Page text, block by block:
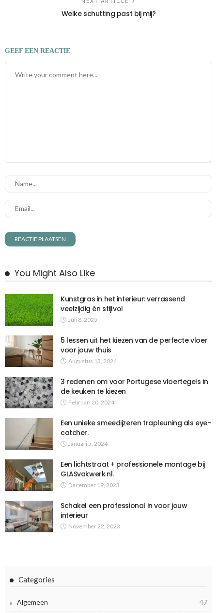
Welke schutting past bij mij?
GEEF EEN REACTIE
You Might Also Like
Kunstgras in het interieur: verrassend
veelzijdig én stijlvol
Juli 8, 2025
5 lessen uit het kiezen van de perfecte vloer
voor jouw thuis
Augustus 13, 2024
3 redenen om voor Portugese vloertegels in
de keuken te kiezen
Februari 20, 2024
Een unieke smeedijzeren trapleuning als eye-
catcher.
Januari 5, 2024
Een lichtstraat + professionele montage bij
GLASvakwerk.nl.
December 19, 2023
Schakel een professional in voor jouw
interieur
November 22, 2023
Categories
Algemeen 47